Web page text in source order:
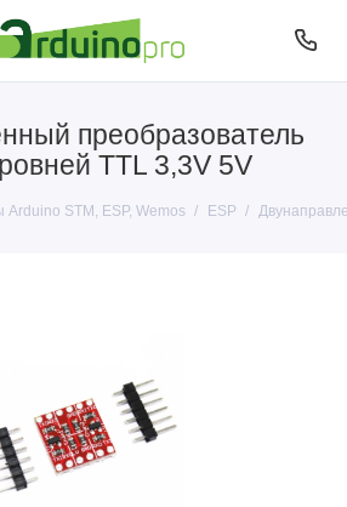
преобразователь
TTL 3,3V 5V
Arduino STM, ESP, Wemos ESP